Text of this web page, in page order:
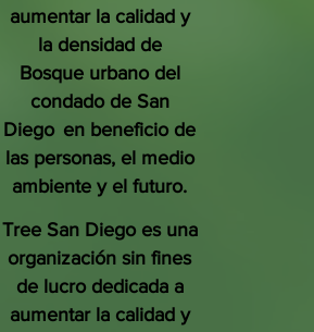
aumentar la calidad y
la densidad de
Bosque urbano del
condado de San
Diego en beneficio de
las personas, el medio
ambiente y el futuro.
Tree San Diego es una
organización sin fines
de lucro dedicada a
aumentar la calidad y